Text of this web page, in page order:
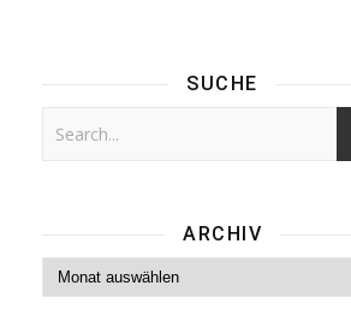
SUCHE
ARCHIV
Archiv